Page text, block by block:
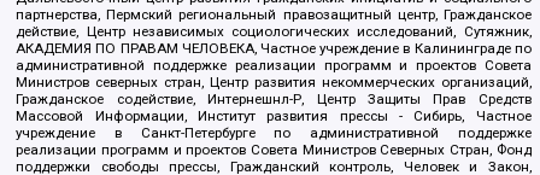
партнерства, Пермский региональный правозащитный центр, Гражданское
действие, Центр независимых социологических исследований, Сутяжник,
АКАДЕМИЯ ПО ПРАВАМ ЧЕЛОВЕКА, Частное учреждение в Калининграде по
административной поддержке реализации программ и проектов Совета
Министров северных стран, Центр развития некоммерческих организаций,
Гражданское содействие, Интернешнл-Р, Центр Защиты Прав Средств
Массовой Информации, Институт развития прессы - Сибирь, Частное
учреждение в Санкт-Петербурге по административной поддержке
реализации программ и проектов Совета Министров Северных Стран, Фонд
поддержки свободы прессы, Гражданский контроль, Человек и Закон,